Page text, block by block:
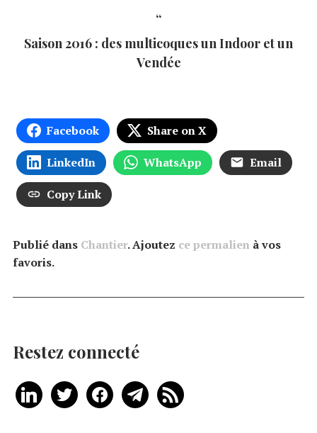
Saison 2016 : des multicoques un Indoor et un
Vendée
Facebook Share on X
LinkedIn WhatsApp Email
Copy Link
Publié dans Chantier. Ajoutez ce permalien à vos
favoris.
Restez connecté